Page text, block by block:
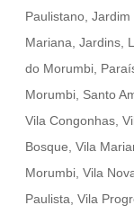
Paulistano, Jardim
Mariana Jardins,
do Morumbi
Morumbi Santo
Vila Congonhas
Bosque Vila
Morumbi Vila
Paulista Vila